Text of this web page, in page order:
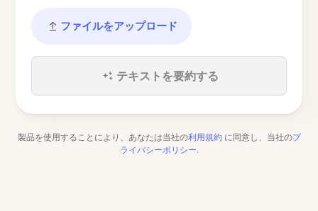
ファイルをアップロード
テキストを要約する
製品を使用することにより、あなたは当社の利用規約 に同意し、当社のプ
ライバシーポリシー.